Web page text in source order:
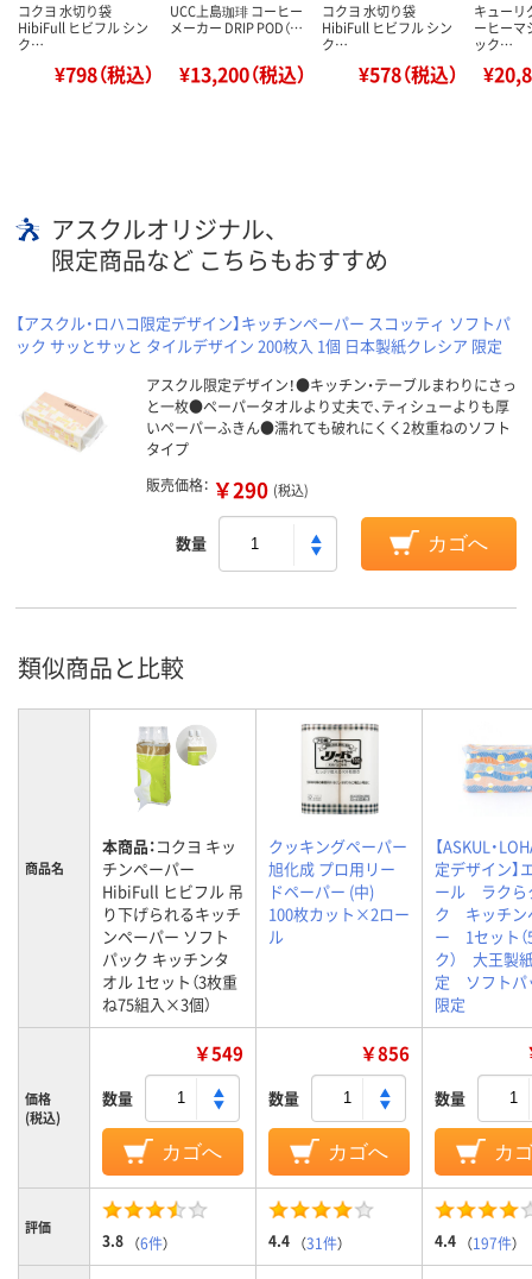
コクヨ 水切り袋
HibiFull ヒビフル シン
ク…
¥798（税込）
UCC上島珈琲 コーヒー
メーカー DRIP POD（…
¥13,200（税込）
コクヨ 水切り袋
HibiFull ヒビフル シン
ク…
¥578（税込）
キューリ
ーヒーマ
ック…
アスクルオリジナル、
限定商品など こちらもおすすめ
【アスクル・ロハコ限定デザイン】キッチンペーパー スコッティ ソフトパ
ック サッとサッと タイルデザイン 200枚入 1個 日本製紙クレシア 限定
アスクル限定デザイン！●キッチン・テーブルまわりにさっ
と一枚●ペーパータオルより丈夫で、ティシューよりも厚
いペーパーふきん●濡れても破れにくく2枚重ねのソフト
タイプ
販売価格： ￥290 (税込)
数量 カゴへ
類似商品と比較
商品名
本商品：コクヨ キッ
チンペーパー
HibiFull ヒビフル 吊
り下げられるキッチ
ンペーパー ソフト
パック キッチンタ
オル 1セット（3枚重
ね75組入×3個）
クッキングペーパー
旭化成 プロ用リー
ドペーパー (中)
100枚カット×2ロー
ル
【ASKUL・
定デザイン】
ール ラクら
ク キッチン
ー 1セット（
ク） 大王製
定 ソフトパ
限定
価格
(税込)
￥549
数量
カゴへ
￥856
数量
カゴへ
数量
カ
評価
3.8 （6件） 4.4 （31件） 4.4 （197件）